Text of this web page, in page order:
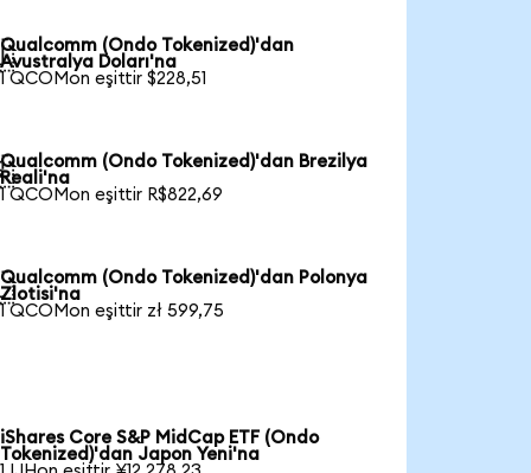
Qualcomm (Ondo Tokenized)'dan
Avustralya Doları'na
1 QCOMon eşittir $228,51
Qualcomm (Ondo Tokenized)'dan Brezilya
Reali'na
1 QCOMon eşittir R$822,69
Qualcomm (Ondo Tokenized)'dan Polonya
Zlotisi'na
1 QCOMon eşittir zł 599,75
iShares Core S&P MidCap ETF (Ondo
Tokenized)'dan Japon Yeni'na